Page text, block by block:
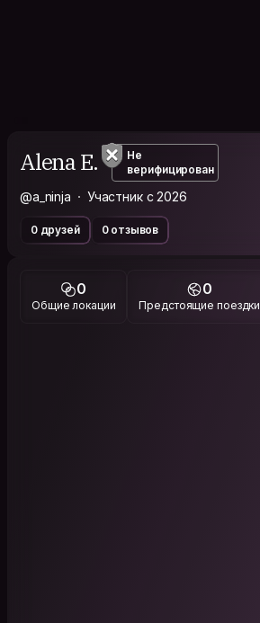
Alena E.
Не
верифицирован
@a_ninja Участник с 2026
0 друзей 0 отзывов
0
Общие локации
0
Предстоящие поездки